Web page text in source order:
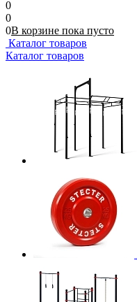
0
0
0В корзине пока пусто
Каталог товаров
Каталог товаров